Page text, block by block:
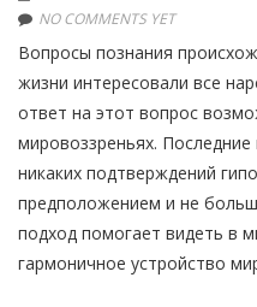
NO COMMENTS YET
Вопросы познания
жизни интересовали все
ответ на этот вопрос
мировоззреньях.
никаких подтверждений
предположением и не
подход помогает видеть в
гармоничное устройство